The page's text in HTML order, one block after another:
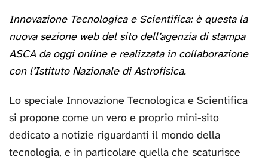
Innovazione Tecnologica e Scientifica: è questa la
nuova sezione web del sito dell’agenzia di stampa
ASCA da oggi online e realizzata in collaborazione
con l’Istituto Nazionale di Astrofisica.
Lo speciale Innovazione Tecnologica e Scientifica
si propone come un vero e proprio mini-sito
dedicato a notizie riguardanti il mondo della
tecnologia, e in particolare quella che scaturisce